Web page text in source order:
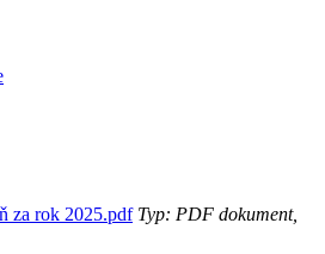
za rok 2025.pdfTyp: PDF dokument,